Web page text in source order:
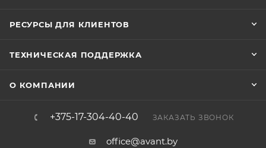
РЕСУРСЫ ДЛЯ КЛИЕНТОВ
ТЕХНИЧЕСКАЯ ПОДДЕРЖКА
О КОМПАНИИ
+375-17-304-40-40 ЗАКАЗАТЬ ЗВОНОК
office@avant.by